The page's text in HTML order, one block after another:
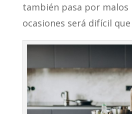
también pasa por malos
ocasiones será difícil